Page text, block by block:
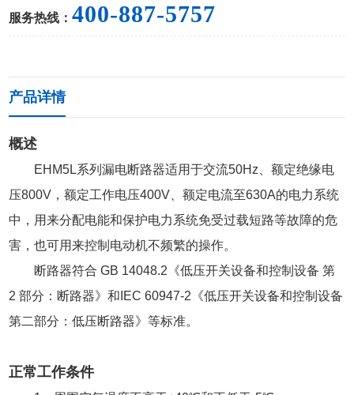
服务热线：400-887-5757
产品详情
概述
EHM5L系列漏电断路器适用于交流50Hz、额定绝缘电
压800V，额定工作电压400V、额定电流至630A的电力系统
中，用来分配电能和保护电力系统免受过载短路等故障的危
害，也可用来控制电动机不频繁的操作。
断路器符合 GB 14048.2《低压开关设备和控制设备 第
2 部分：断路器》和IEC 60947-2《低压开关设备和控制设备
第二部分：低压断路器》等标准。
正常工作条件